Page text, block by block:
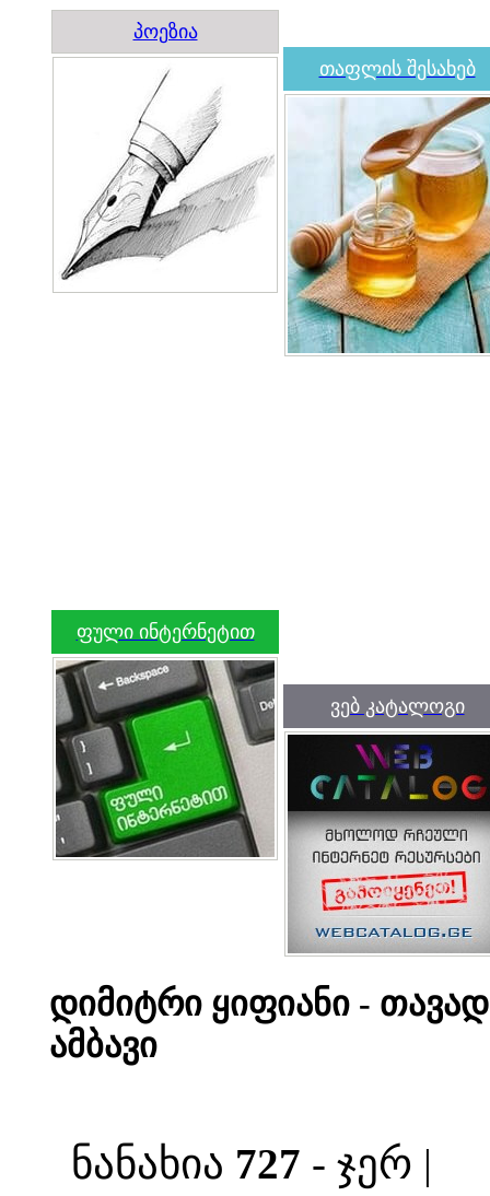
პოეზია
თაფლის შესახებ
ფული ინტერნეტით
ვებ კატალოგი
დიმიტრი ყიფიანი -
ამბავი
ნანახია 727 - ჯერ |